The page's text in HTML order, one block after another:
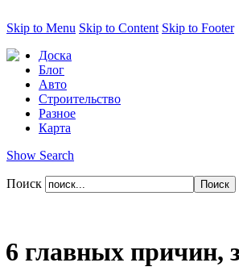
Skip to Menu Skip to Content Skip to Footer
Доска
Блог
Авто
Строительство
Разное
Карта
Show Search
Поиск
6 главных причин,